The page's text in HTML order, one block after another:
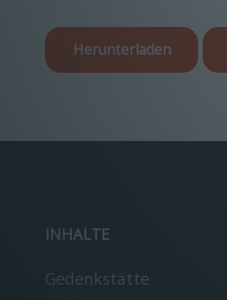
Herunterladen
INHALTE
Gedenkstätte